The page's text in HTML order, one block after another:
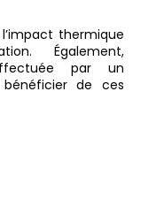
thermique
Également,
par un
de ces